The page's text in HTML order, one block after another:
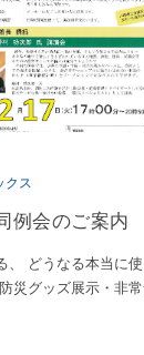
クス
例会のご案内
どうなる本当に使
災グッズ展示・非